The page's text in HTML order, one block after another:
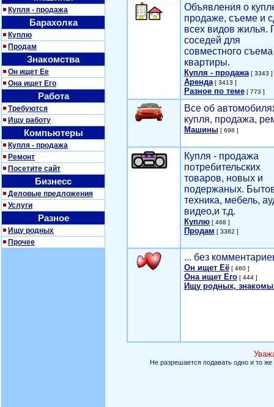
Купля - продажа
Барахолка
Куплю
Продам
Знакомства
Он ищет Ее
Она ищет Его
Работа
Требуются
Ищу работу
Компьютеры
Купля - продажа
Ремонт
Посетите сайт
Бизнесс
Деловые предложения
Услуги
Разное
Ищу родных
Прочее
Объявления о
продаже, съеме и
всех видов жилья.
соседей для
совместного съема
квартиры.
Купля - продажа[ 3343 ]
Аренда[ 3413 ]
Разное по теме[ 773 ]
Все об
купля, продажа,
Машины[ 698 ]
Купля - продажа
потребительских
товаров, новых и
подержаных.
техника, мебель,
видео,и т.д.
Куплю[ 468 ]
Продам [ 3382 ]
... без
Он ищет Её[ 460 ]
Она ищет Его[ 444 ]
Ищу родных,
Не разрешается подавать одно и то